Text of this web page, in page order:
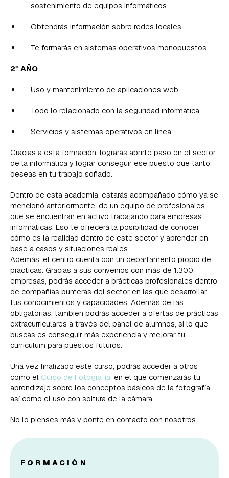
sostenimiento de equipos informáticos
Obtendrás información sobre redes locales
Te formarás en sistemas operativos monopuestos
2º AÑO
Uso y mantenimiento de aplicaciones web
Todo lo relacionado con la seguridad informática
Servicios y sistemas operativos en línea
Gracias a esta formación, lograrás abrirte paso en el sector
de la informática y lograr conseguir ese puesto que tanto
deseas en tu trabajo soñado.
Dentro de esta academia, estarás acompañado cómo ya se
mencionó anteriormente, de un equipo de profesionales
que se encuentran en activo trabajando para empresas
informáticas. Eso te ofrecerá la posibilidad de conocer
cómo es la realidad dentro de este sector y aprender en
base a casos y situaciones reales.
Además, el centro cuenta con un departamento propio de
prácticas. Gracias a sus convenios con más de 1.300
empresas, podrás acceder a prácticas profesionales dentro
de compañías punteras del sector en las que desarrollar
tus conocimientos y capacidades. Además de las
obligatorias, también podrás acceder a ofertas de prácticas
extracurriculares a través del panel de alumnos, si lo que
buscas es conseguir más experiencia y mejorar tu
curriculum para puestos futuros.
Una vez finalizado este curso, podrás acceder a otros
como el Curso de Fotografía, en el que comenzarás tu
aprendizaje sobre los conceptos básicos de la fotografía
así como el uso con soltura de la cámara .
No lo pienses más y ponte en contacto con nosotros.
FORMACIÓN